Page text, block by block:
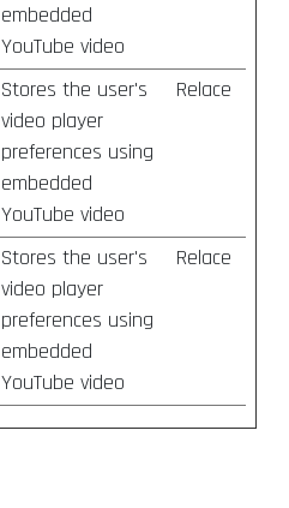
embedded
YouTube video
Stores the user's
video player
preferences using
embedded
YouTube video
Relace
Stores the user's
video player
preferences using
embedded
YouTube video
Relace